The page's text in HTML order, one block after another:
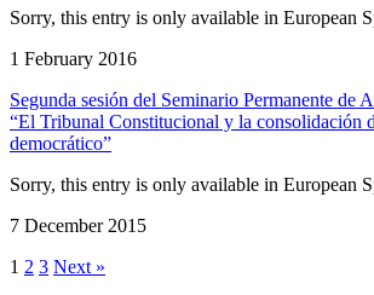
Sorry, this entry is only available in European
1 February 2016
Segunda sesión del Seminario Permanente de
“El Tribunal Constitucional y la consolidación
democrático”
Sorry, this entry is only available in European
7 December 2015
1 2 3 Next »